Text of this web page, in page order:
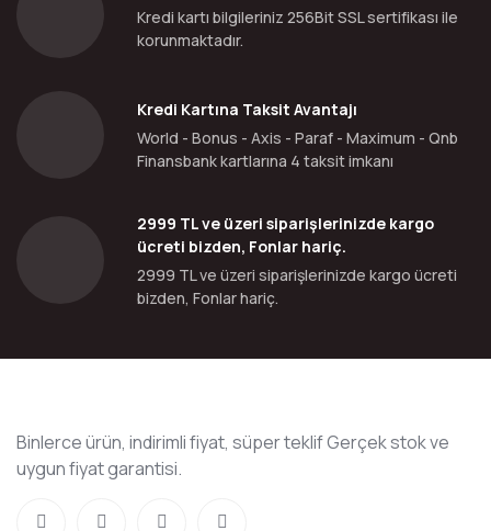
Kredi kartı bilgileriniz 256Bit SSL sertifikası ile
korunmaktadır.
Kredi Kartına Taksit Avantajı
World - Bonus - Axis - Paraf - Maximum - Qnb
Finansbank kartlarına 4 taksit imkanı
2999 TL ve üzeri siparişlerinizde kargo
ücreti bizden, Fonlar hariç.
2999 TL ve üzeri siparişlerinizde kargo ücreti
bizden, Fonlar hariç.
Binlerce ürün, indirimli fiyat, süper teklif Gerçek stok ve
uygun fiyat garantisi.